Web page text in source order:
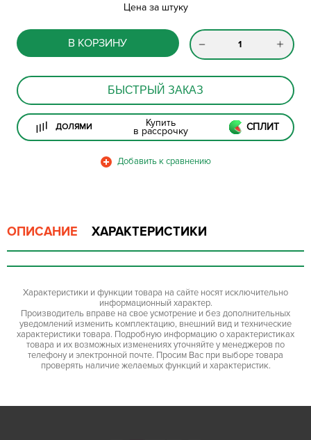
Цена за штуку
В КОРЗИНУ
БЫСТРЫЙ ЗАКАЗ
ДОЛЯМИ Купить
в рассрочку СПЛИТ
ОПИСАНИЕ ХАРАКТЕРИСТИКИ
Характеристики и функции товара на сайте носят исключительно
информационный характер.
Производитель вправе на свое усмотрение и без дополнительных
уведомлений изменить комплектацию, внешний вид и технические
характеристики товара. Подробную информацию о характеристиках
товара и их возможных изменениях уточняйте у менеджеров по
телефону и электронной почте. Просим Вас при выборе товара
проверять наличие желаемых функций и характеристик.